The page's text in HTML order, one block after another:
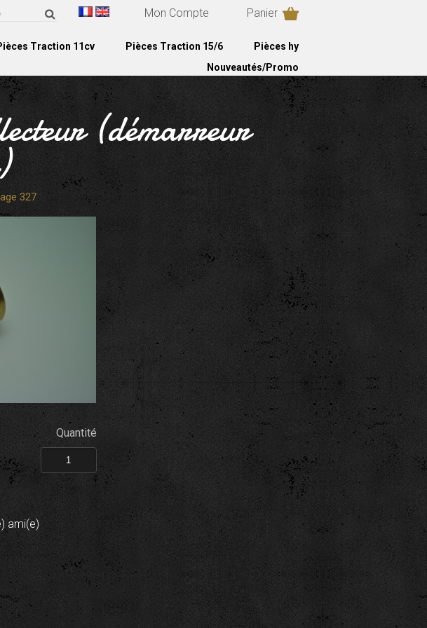
Mon Compte Panier
Traction 11cv Pièces Traction 15/6
Pièces hy
Nouveautés/Promo
(démarreur
327
Quantité
ami(e)